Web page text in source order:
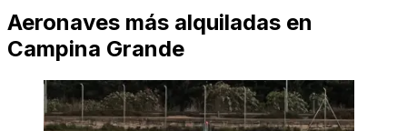
Aeronaves más alquiladas en
Campina Grande